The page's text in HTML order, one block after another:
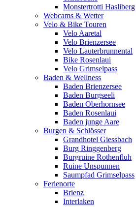
Monstertrotti Hasliberg
Webcams & Wetter
Velo & Bike Touren
Velo Aaretal
Velo Brienzersee
Velo Lauterbrunnental
Bike Rosenlaui
Velo Grimselpass
Baden & Wellness
Baden Brienzersee
Baden Burgseeli
Baden Oberhornsee
Baden Rosenlaui
Baden junge Aare
Burgen & Schlösser
Grandhotel Giessbach
Burg Ringgenberg
Burgruine Rothenfluh
Ruine Unspunnen
Saumpfad Grimselpass
Ferienorte
Brienz
Interlaken